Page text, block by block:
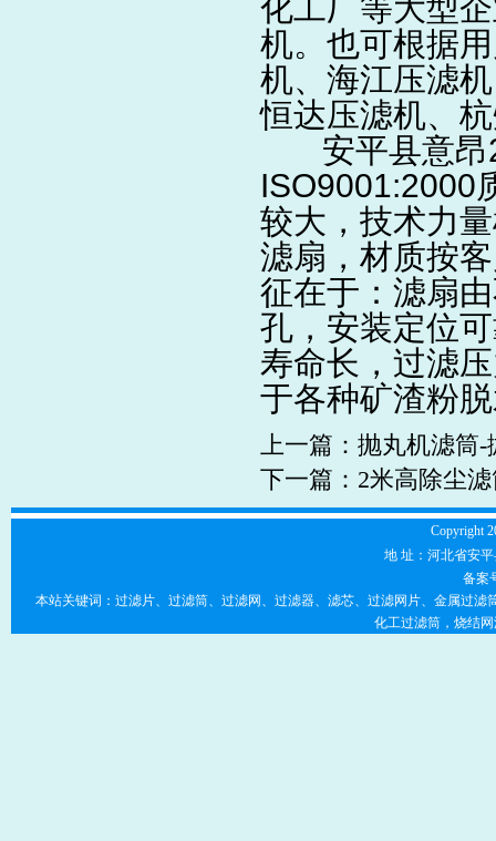
化工厂等大型
机。也可根据
机、海江压滤
恒达压滤机、
安平县意昂2
ISO9001:2000
较大，技术力
滤扇，材质按
征在于：滤扇
孔，安装定位
寿命长，过滤
于各种矿渣粉
上一篇： 抛丸机滤筒-
下一篇： 2米高除尘
Copyright
地 址：河北省安
备案
本站关键词：过滤片、过滤筒、过滤网、过滤器、滤芯、过滤网片、金属过
化工过滤筒，烧结